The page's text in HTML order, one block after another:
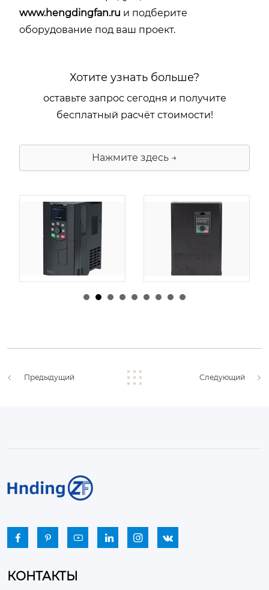
www.hengdingfan.ru и подберите
оборудование под ваш проект.
Хотите узнать больше?
оставьте запрос сегодня и получите
бесплатный расчёт стоимости!
Нажмите здесь →
由admin |30 1 月,
由admin |29 1 月,
Предыдущий Следующий
     
КОНТАКТЫ